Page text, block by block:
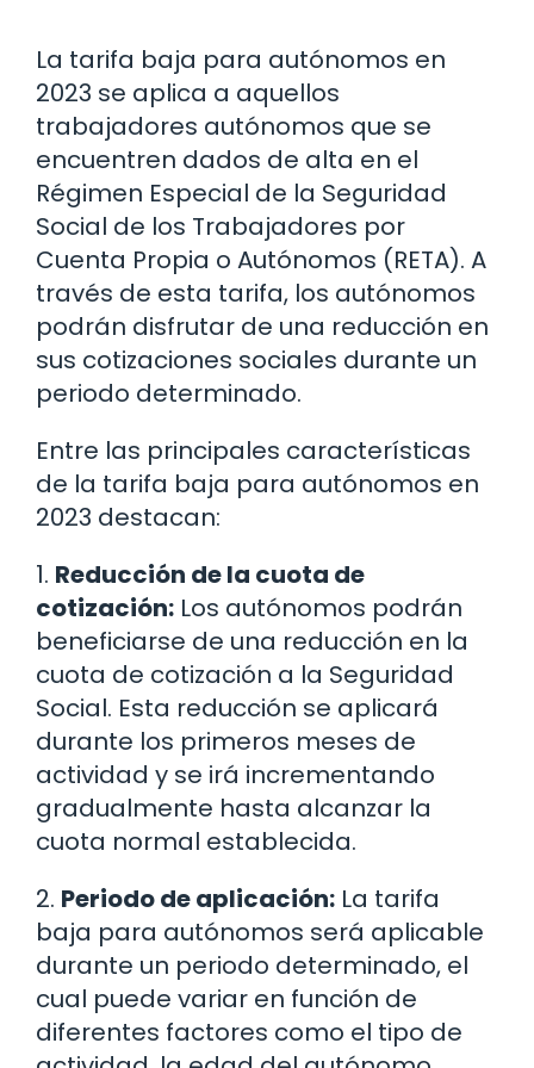
La tarifa baja para autónomos en
2023 se aplica a aquellos
trabajadores autónomos que se
encuentren dados de alta en el
Régimen Especial de la Seguridad
Social de los Trabajadores por
Cuenta Propia o Autónomos (RETA). A
través de esta tarifa, los autónomos
podrán disfrutar de una reducción en
sus cotizaciones sociales durante un
periodo determinado.
Entre las principales características
de la tarifa baja para autónomos en
2023 destacan:
1. Reducción de la cuota de
cotización: Los autónomos podrán
beneficiarse de una reducción en la
cuota de cotización a la Seguridad
Social. Esta reducción se aplicará
durante los primeros meses de
actividad y se irá incrementando
gradualmente hasta alcanzar la
cuota normal establecida.
2. Periodo de aplicación: La tarifa
baja para autónomos será aplicable
durante un periodo determinado, el
cual puede variar en función de
diferentes factores como el tipo de